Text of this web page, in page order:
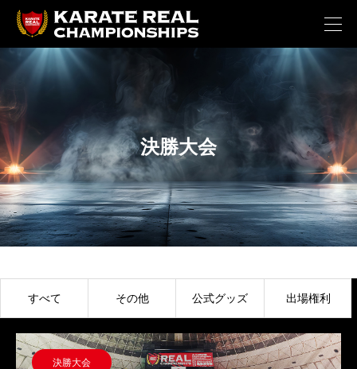
決勝大会
すべて その他 公式グッズ 出場権利
決勝大会